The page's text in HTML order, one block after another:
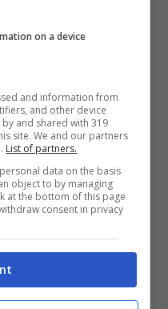
un
“Russi
a
on a device
and information from
and other device
and shared with 319
site. We and our partners
List of partners.
data on the basis
object to by managing
at the bottom of this page
consent in privacy